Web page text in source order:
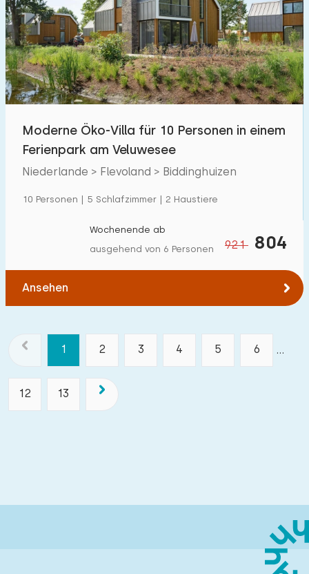
Moderne Öko-Villa für 10 Personen in einem
Ferienpark am Veluwesee
Niederlande > Flevoland > Biddinghuizen
10 Personen | 5 Schlafzimmer | 2 Haustiere
921 804
Wochenende ab
ausgehend von 6 Personen
Ansehen
1 2 3 4 5 6 ...
12 13